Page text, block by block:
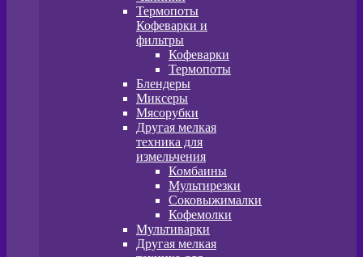
Термопоты
Кофеварки и
фильтры
Кофеварки
Термопоты
Блендеры
Миксеры
Мясорубки
Другая мелкая
техника для
измельчения
Комбаины
Мультирезки
Соковыжималки
Кофемолки
Мультиварки
Другая мелкая